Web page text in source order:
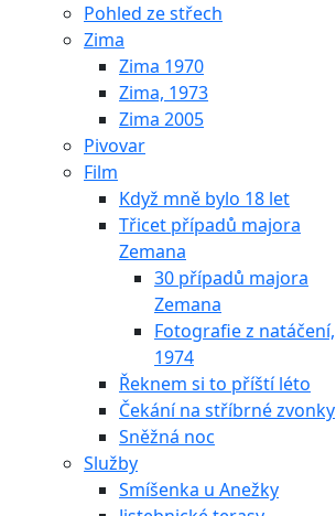
Pohled ze střech
Zima
Zima 1970
Zima, 1973
Zima 2005
Pivovar
Film
Když mně bylo 18 let
Třicet případů majora
Zemana
30 případů majora
Zemana
Fotografie z natáčení,
1974
Řeknem si to příští léto
Čekání na stříbrné zvonky
Sněžná noc
Služby
Smíšenka u Anežky